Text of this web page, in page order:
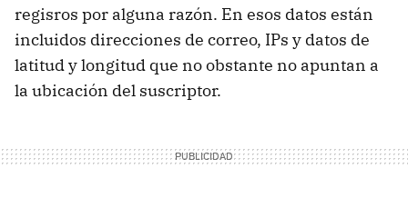
regisros por alguna razón. En esos datos están
incluidos direcciones de correo, IPs y datos de
latitud y longitud que no obstante no apuntan a
la ubicación del suscriptor.